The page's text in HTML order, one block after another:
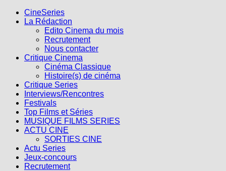
CineSeries
La Rédaction
Edito Cinema du mois
Recrutement
Nous contacter
Critique Cinema
Cinéma Classique
Histoire(s) de cinéma
Critique Series
Interviews/Rencontres
Festivals
Top Films et Séries
MUSIQUE FILMS SERIES
ACTU CINE
SORTIES CINE
Actu Series
Jeux-concours
Recrutement